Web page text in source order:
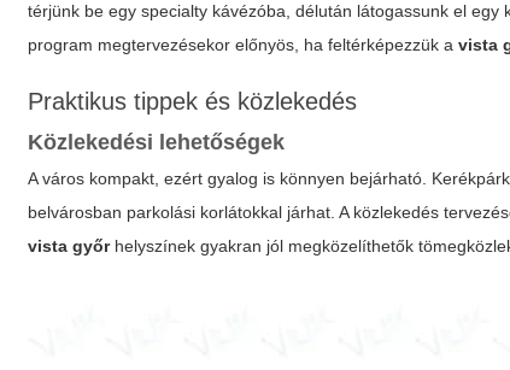
térjünk be egy specialty kávézóba, délután látogassunk el
program megtervezésekor előnyös, ha feltérképezzük avista
Praktikus tippek és közlekedés
Közlekedési lehetőségek
A város kompakt, ezért gyalog is könnyen bejárható.
belvárosban parkolási korlátokkal járhat. A közlekedés
vista győrhelyszínek gyakran jól megközelíthetők